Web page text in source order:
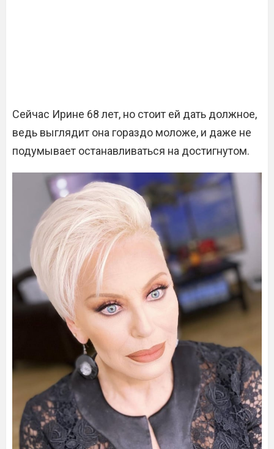
Сейчас Ирине 68 лет, но стоит ей дать должное,
ведь выглядит она гораздо моложе, и даже не
подумывает останавливаться на достигнутом.